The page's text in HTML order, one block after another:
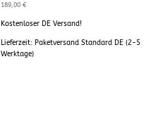
189,00€
Kostenloser DE Versand!
Lieferzeit:Paketversand Standard DE (2-5
Werktage)